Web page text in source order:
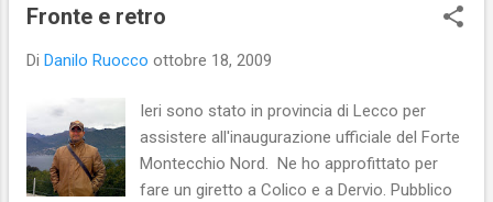
Fronte e retro
Di Danilo Ruocco ottobre 18, 2009
Ieri sono stato in provincia di Lecco per
assistere all'inaugurazione ufficiale del Forte
Montecchio Nord. Ne ho approfittato per
fare un giretto a Colico e a Dervio. Pubblico